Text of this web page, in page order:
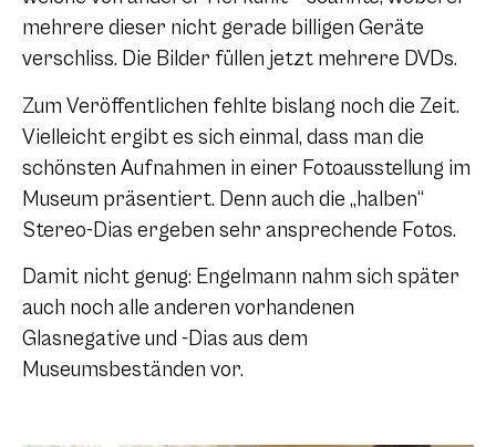
mehrere dieser nicht gerade billigen Geräte
verschliss. Die Bilder füllen jetzt mehrere DVDs.
Zum Veröffentlichen fehlte bislang noch die Zeit.
Vielleicht ergibt es sich einmal, dass man die
schönsten Aufnahmen in einer Fotoausstellung im
Museum präsentiert. Denn auch die „halben“
Stereo-Dias ergeben sehr ansprechende Fotos.
Damit nicht genug: Engelmann nahm sich später
auch noch alle anderen vorhandenen
Glasnegative und -Dias aus dem
Museumsbeständen vor.